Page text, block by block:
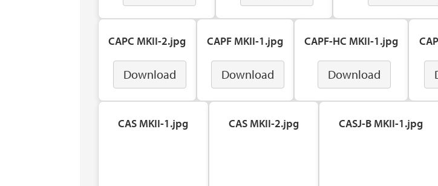
CAPC MKII-2.jpg
Download
CAPF MKII-1.jpg
Download
CAPF-HC MKII-1.jpg
Download
CAS MKII-1.jpg CAS MKII-2.jpg CASJ-B MKII-1.jpg